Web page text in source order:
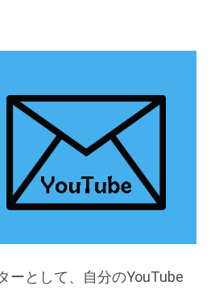
ーとして、自分のYouTube